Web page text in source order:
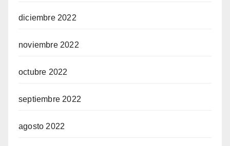
diciembre 2022
noviembre 2022
octubre 2022
septiembre 2022
agosto 2022